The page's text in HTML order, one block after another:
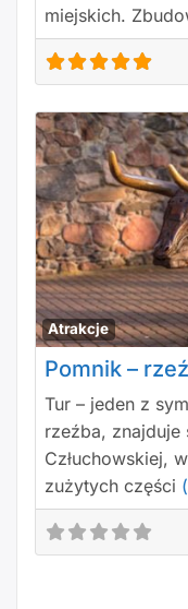
miejskich.
Atrakcje
Pomnik –
Tur – jeden z
rzeźba, znajduje
Człuchowskiej,
zużytych części